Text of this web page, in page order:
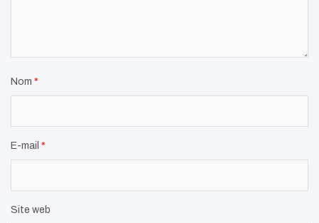
Nom *
E-mail *
Site web